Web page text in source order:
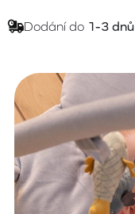
Dodání do 1-3 dnů